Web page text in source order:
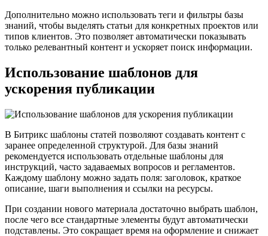
Дополнительно можно использовать теги и фильтры базы
знаний, чтобы выделять статьи для конкретных проектов или
типов клиентов. Это позволяет автоматически показывать
только релевантный контент и ускоряет поиск информации.
Использование шаблонов для
ускорения публикации
В Битрикс шаблоны статей позволяют создавать контент с
заранее определенной структурой. Для базы знаний
рекомендуется использовать отдельные шаблоны для
инструкций, часто задаваемых вопросов и регламентов.
Каждому шаблону можно задать поля: заголовок, краткое
описание, шаги выполнения и ссылки на ресурсы.
При создании нового материала достаточно выбрать шаблон,
после чего все стандартные элементы будут автоматически
подставлены. Это сокращает время на оформление и снижает